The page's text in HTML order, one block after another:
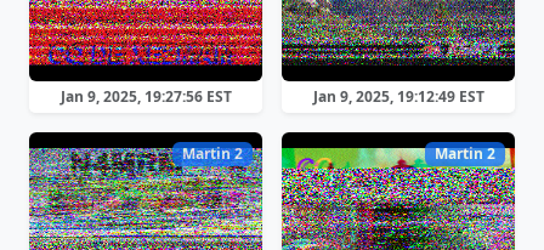
Jan 9, 2025, 19:27:56 EST Jan 9, 2025, 19:12:49 EST
Martin 2 Martin 2